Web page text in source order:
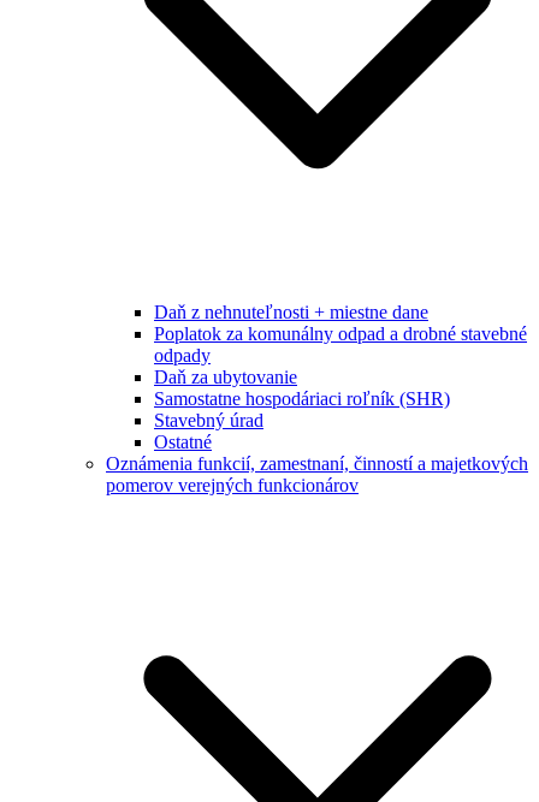
Daň z nehnuteľnosti + miestne dane
Poplatok za komunálny odpad a drobné stavebné
odpady
Daň za ubytovanie
Samostatne hospodáriaci roľník (SHR)
Stavebný úrad
Ostatné
Oznámenia funkcií, zamestnaní, činností a majetkových
pomerov verejných funkcionárov